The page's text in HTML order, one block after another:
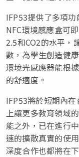
IFP53提供了多項
NFC環境感應盒可
2.5和CO2的水平，
數，為學生創造健
環境光感應器能根
的舒適度。
IFP53將於短期內
上讓更多教育領域
能之外，已在進行
速的擴散真實的使
深度合作也都將在